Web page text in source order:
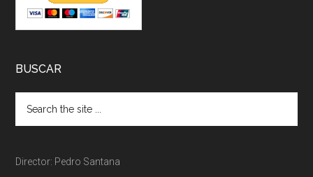
BUSCAR
Director: Pedro Santana